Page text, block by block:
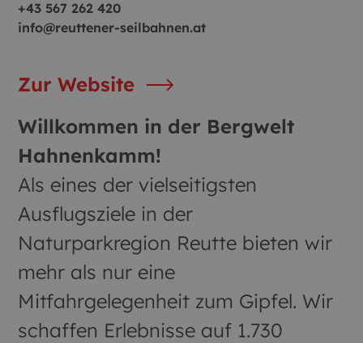
+43 567 262 420
info@reuttener-seilbahnen.at
Zur Website
Willkommen in der Bergwelt
Hahnenkamm!
Als eines der vielseitigsten
Ausflugsziele in der
Naturparkregion Reutte bieten wir
mehr als nur eine
Mitfahrgelegenheit zum Gipfel. Wir
schaffen Erlebnisse auf 1.730